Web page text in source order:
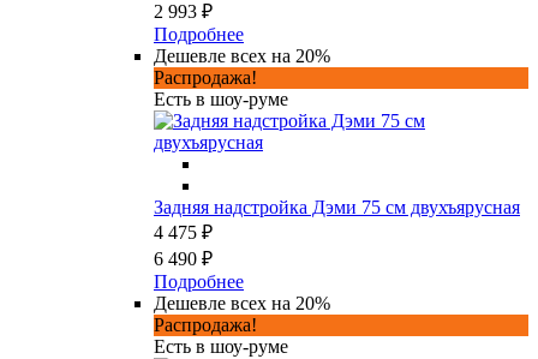
2 993 ₽
Подробнее
Дешевле всех на 20%
Распродажа!
Есть в шоу-руме
Задняя надстройка Дэми 75 см двухъярусная
4 475 ₽
6 490 ₽
Подробнее
Дешевле всех на 20%
Распродажа!
Есть в шоу-руме